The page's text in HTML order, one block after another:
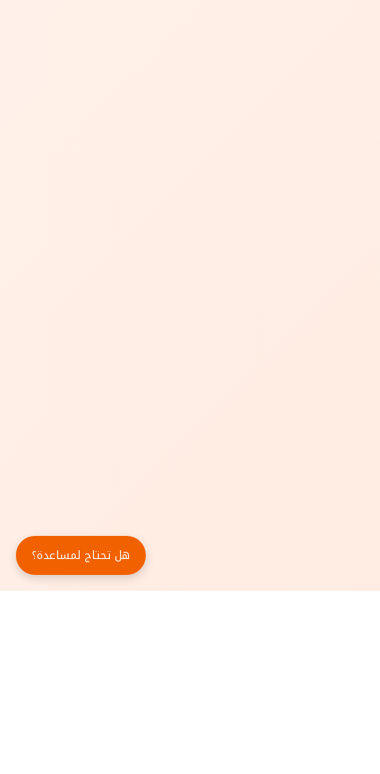
هل تحتاج لمساعدة؟